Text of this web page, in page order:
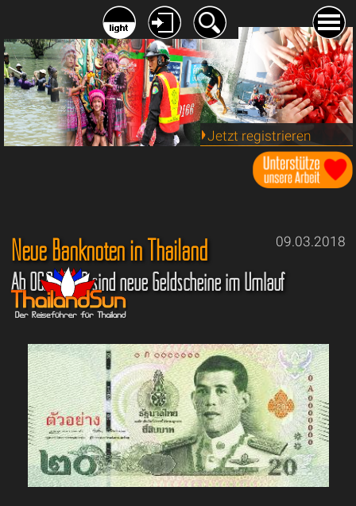
Jetzt registrieren
09.03.2018
Neue Banknoten in Thailand
Ab 06.04.2018 sind neue Geldscheine im Umlauf